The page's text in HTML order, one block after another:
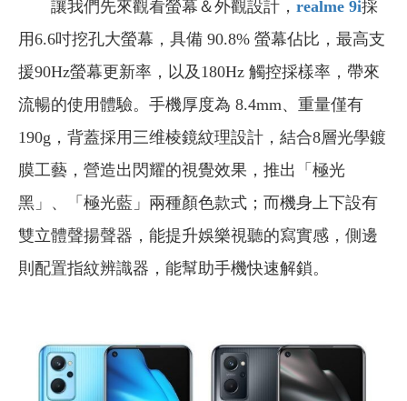
讓我們先來觀看螢幕＆外觀設計， realme 9i採
用6.6吋挖孔大螢幕，具備 90.8% 螢幕佔比，最高支
援90Hz螢幕更新率，以及180Hz 觸控採樣率，帶來
流暢的使用體驗。手機厚度為 8.4mm、重量僅有
190g，背蓋採用三维棱鏡紋理設計，結合8層光學鍍
膜工藝，營造出閃耀的視覺效果，推出「極光
黑」、「極光藍」兩種顏色款式；而機身上下設有
雙立體聲揚聲器，能提升娛樂視聽的寫實感，側邊
則配置指紋辨識器，能幫助手機快速解鎖。